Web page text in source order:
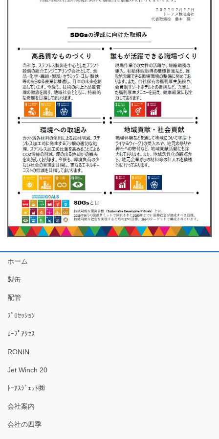
ホーム
製缶
配管
ﾌﾟﾛｾｯｼｮﾝ
ﾛｰﾌﾟｱｸｾｽ
RONIN
Jet Winch 20
ﾄｰｱｽｼﾞｪｯﾄ㈱
会社案内
会社の四季